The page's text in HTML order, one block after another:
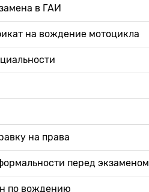
в ГАИ
на вождение мотоцикла
на права
перед экзаменом
по вождению